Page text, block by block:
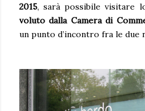
2015, sarà possibile visitare
voluto dalla Camera di
un punto d’incontro fra le due